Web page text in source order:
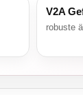
V2A
robuste